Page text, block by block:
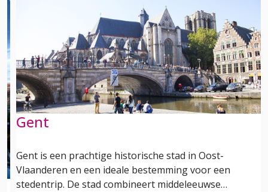
Gent
Gent is een prachtige historische stad in Oost-
Vlaanderen en een ideale bestemming voor een
stedentrip. De stad combineert middeleeuwse…